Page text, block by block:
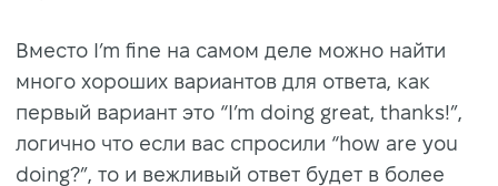
Вместо I’m fine на самом деле можно найти
много хороших вариантов для ответа, как
первый вариант это “I’m doing great, thanks!”,
логично что если вас спросили “how are you
doing?”, то и вежливый ответ будет в более